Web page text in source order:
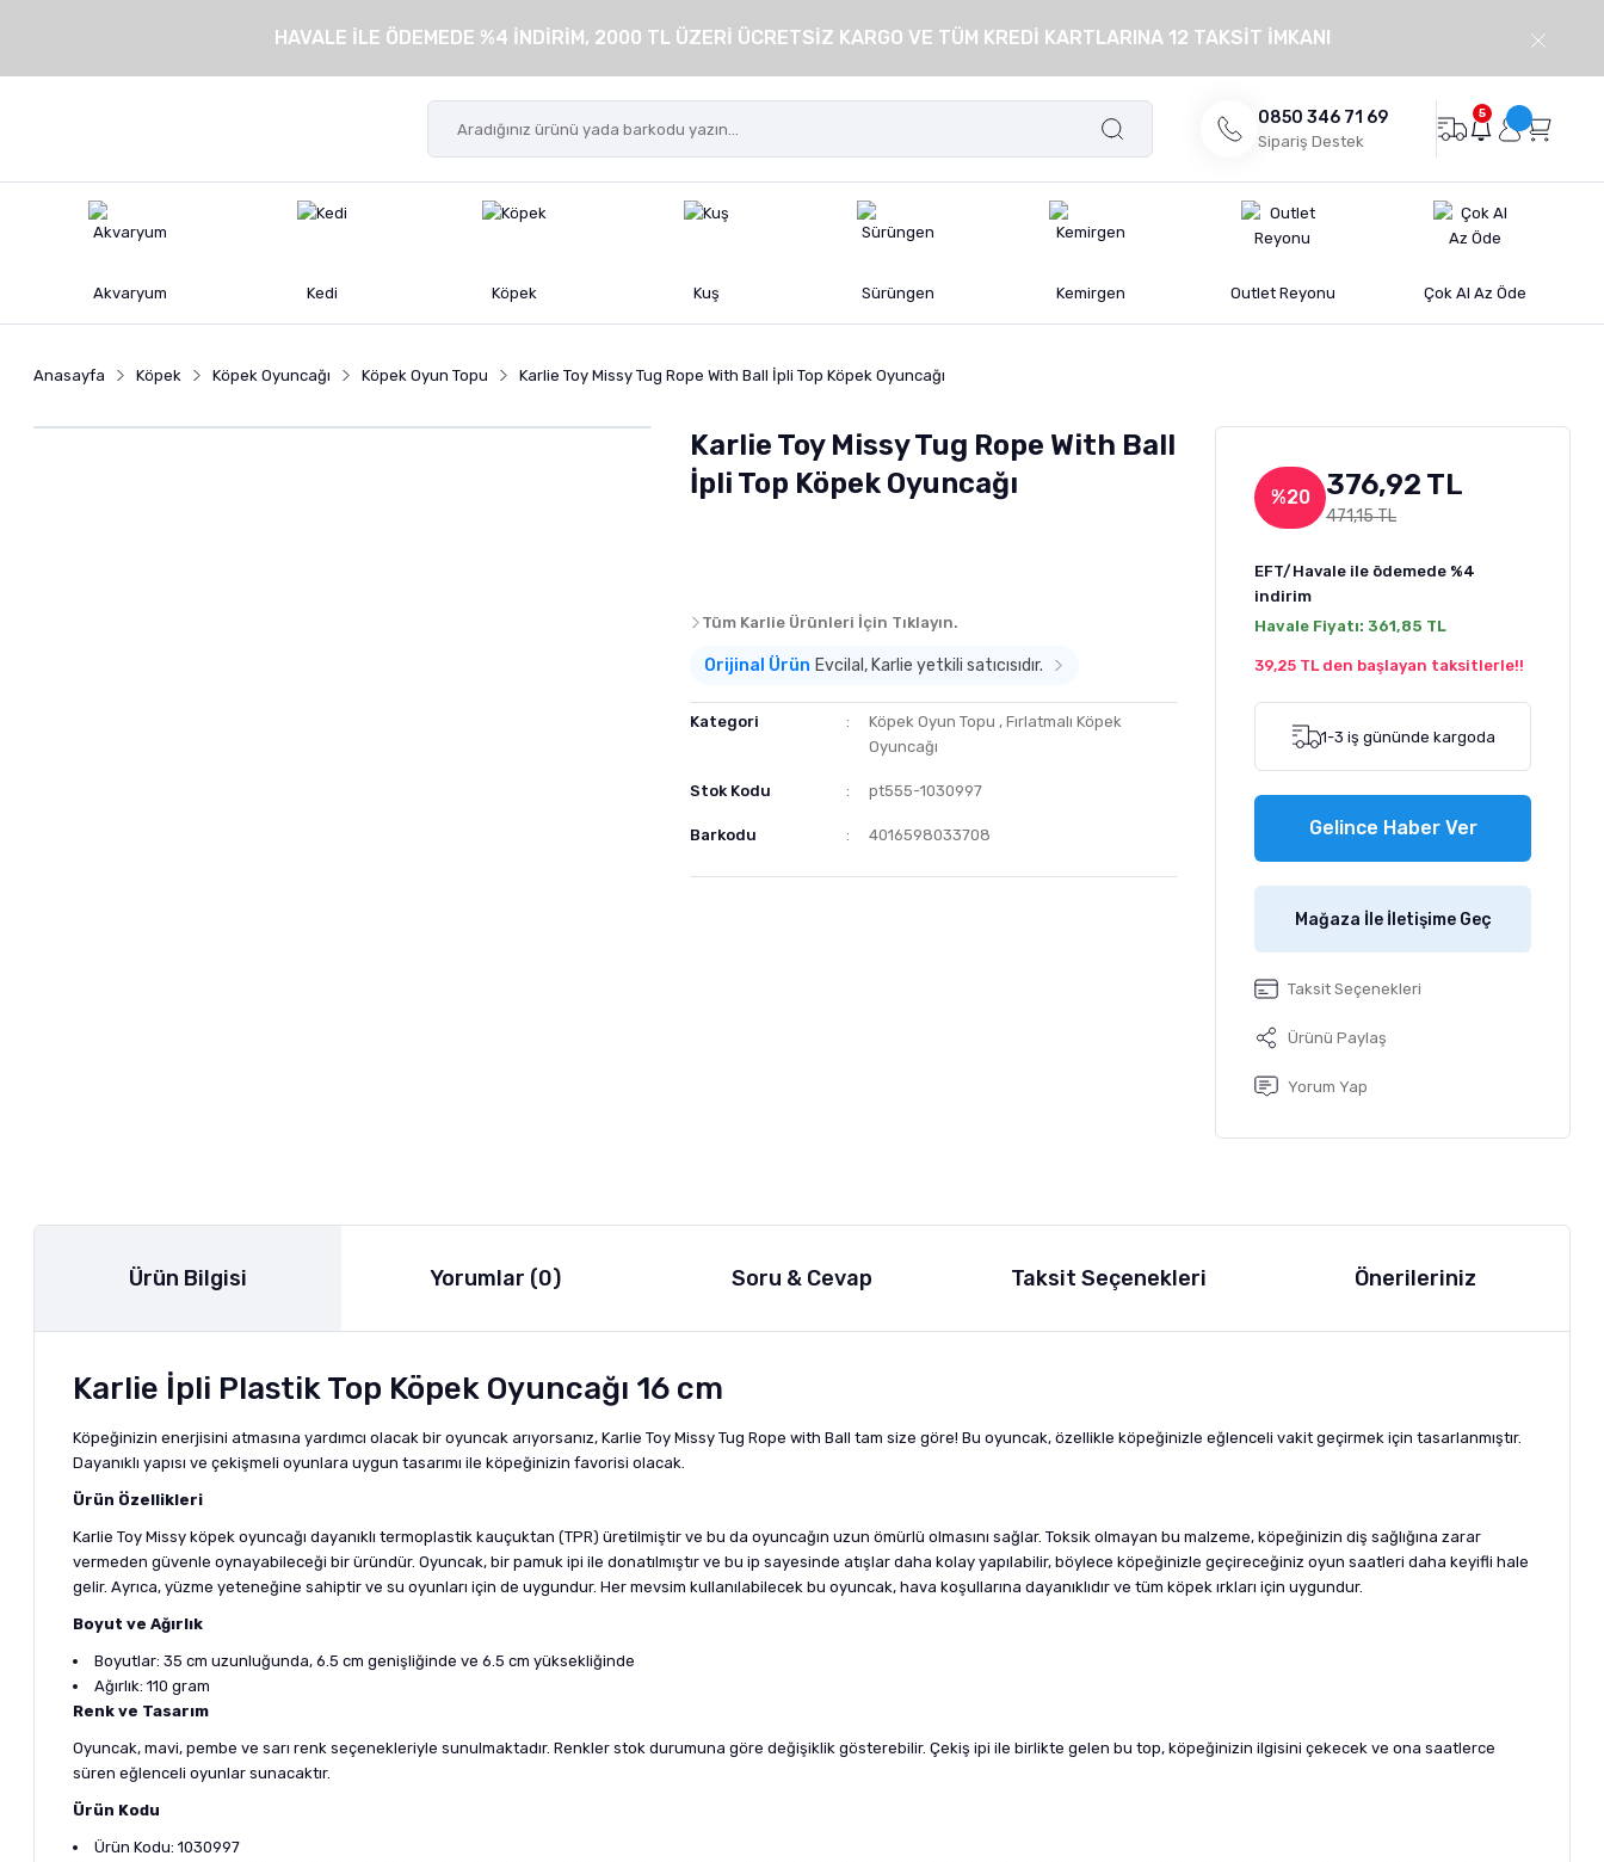
HAVALE İLE ÖDEMEDE %4 İNDİRİM, 2000 TL ÜZERİ ÜCRETSİZ KARGO VE TÜM KREDİ KARTLARINA 12 TAKSİT İMKANI
0850 346 71 69
Sipariş Destek
5
Akvaryum Kedi Köpek Kuş Sürüngen Kemirgen Outlet Reyonu Çok Al Az Öde
Anasayfa Köpek Köpek Oyuncağı Köpek Oyun Topu Karlie Toy Missy Tug Rope With Ball İpli Top Köpek Oyuncağı
Karlie Toy Missy Tug Rope With Ball
İpli Top Köpek Oyuncağı
Tüm Karlie Ürünleri İçin Tıklayın.
Orijinal Ürün Evcilal, Karlie yetkili satıcısıdır.
Kategori Köpek Oyun Topu , Fırlatmalı Köpek
Oyuncağı
Stok Kodu pt555-1030997
Barkodu 4016598033708
%20 376,92 TL
471,15 TL
EFT/Havale ile ödemede %4
indirim
Havale Fiyatı: 361,85 TL
39,25 TL den başlayan taksitlerle!!
1-3 iş gününde kargoda
Gelince Haber Ver
Mağaza İle İletişime Geç
Taksit Seçenekleri
Ürünü Paylaş
Yorum Yap
Ürün Bilgisi Yorumlar (0) Soru & Cevap Taksit Seçenekleri Önerileriniz
Karlie İpli Plastik Top Köpek Oyuncağı 16 cm
Köpeğinizin enerjisini atmasına yardımcı olacak bir oyuncak arıyorsanız, Karlie Toy Missy Tug Rope with Ball tam size göre! Bu oyuncak, özellikle köpeğinizle eğlenceli vakit geçirmek için tasarlanmıştır.
Dayanıklı yapısı ve çekişmeli oyunlara uygun tasarımı ile köpeğinizin favorisi olacak.
Ürün Özellikleri
Karlie Toy Missy köpek oyuncağı dayanıklı termoplastik kauçuktan (TPR) üretilmiştir ve bu da oyuncağın uzun ömürlü olmasını sağlar. Toksik olmayan bu malzeme, köpeğinizin diş sağlığına zarar
vermeden güvenle oynayabileceği bir üründür. Oyuncak, bir pamuk ipi ile donatılmıştır ve bu ip sayesinde atışlar daha kolay yapılabilir, böylece köpeğinizle geçireceğiniz oyun saatleri daha keyifli hale
gelir. Ayrıca, yüzme yeteneğine sahiptir ve su oyunları için de uygundur. Her mevsim kullanılabilecek bu oyuncak, hava koşullarına dayanıklıdır ve tüm köpek ırkları için uygundur.
Boyut ve Ağırlık
Boyutlar: 35 cm uzunluğunda, 6.5 cm genişliğinde ve 6.5 cm yüksekliğinde
Ağırlık: 110 gram
Renk ve Tasarım
Oyuncak, mavi, pembe ve sarı renk seçenekleriyle sunulmaktadır. Renkler stok durumuna göre değişiklik gösterebilir. Çekiş ipi ile birlikte gelen bu top, köpeğinizin ilgisini çekecek ve ona saatlerce
süren eğlenceli oyunlar sunacaktır.
Ürün Kodu
Ürün Kodu: 1030997